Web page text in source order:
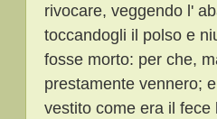
rivocare, veggendo l'
toccandogli il polso e
fosse morto: per che,
prestamente vennero;
vestito come era il